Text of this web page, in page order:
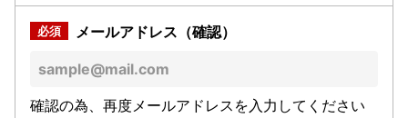
メールアドレス（確認）
確認の為、再度メールアドレスを入力してください